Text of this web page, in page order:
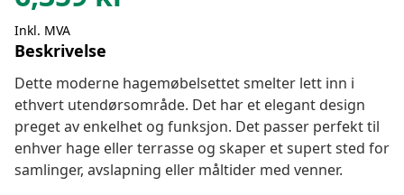
Inkl. MVA
Beskrivelse
Dette moderne hagemøbelsettet smelter lett inn i
ethvert utendørsområde. Det har et elegant design
preget av enkelhet og funksjon. Det passer perfekt til
enhver hage eller terrasse og skaper et supert sted for
samlinger, avslapning eller måltider med venner.